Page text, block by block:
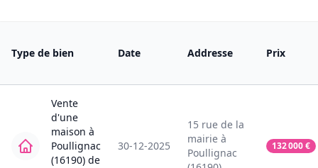
Type de bien Date Addresse Prix
Vente
d'une
maison à
Poullignac
(16190) de
30-12-2025
15 rue de la
mairie à
Poullignac
132 000€